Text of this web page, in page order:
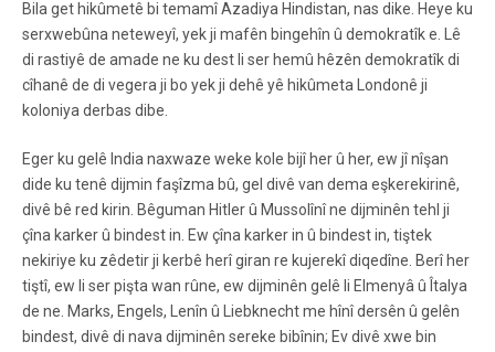
Bila get hikûmetê bi temamî Azadiya Hindistan, nas dike. Heye ku
serxwebûna neteweyî, yek ji mafên bingehîn û demokratîk e. Lê
di rastiyê de amade ne ku dest li ser hemû hêzên demokratîk di
cîhanê de di vegera ji bo yek ji dehê yê hikûmeta Londonê ji
koloniya derbas dibe.
Eger ku gelê India naxwaze weke kole bijî her û her, ew jî nîşan
dide ku tenê dijmin faşîzma bû, gel divê van dema eşkerekirinê,
divê bê red kirin. Bêguman Hitler û Mussolînî ne dijminên tehl ji
çîna karker û bindest in. Ew çîna karker in û bindest in, tiştek
nekiriye ku zêdetir ji kerbê herî giran re kujerekî diqedîne. Berî her
tiştî, ew li ser pişta wan rûne, ew dijminên gelê li Elmenyâ û Îtalya
de ne. Marks, Engels, Lenîn û Liebknecht me hînî dersên û gelên
bindest, divê di nava dijminên sereke bibînin; Ev divê xwe bin